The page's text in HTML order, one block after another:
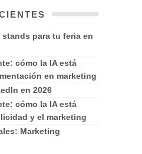
para tu feria en
cómo la IA está
en marketing
en 2026
cómo la IA está
y el marketing
Marketing